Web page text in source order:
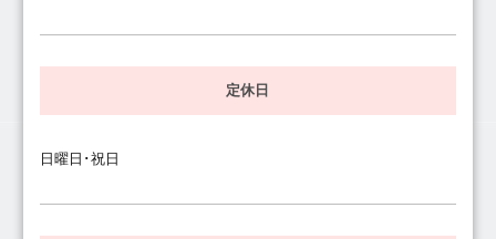
定休日
日曜日･祝日